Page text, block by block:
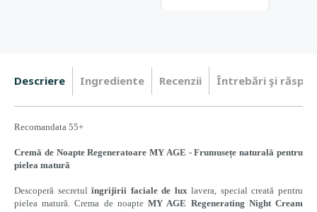
Descriere Ingrediente Recenzii Întrebări şi
Recomandata 55+
Cremă de Noapte Regeneratoare MY AGE - Frumusețe naturală pentru
pielea matură
Descoperă secretulîngrijirii faciale de luxlavera, special creată pentru
pielea matură. Crema de noapteMY AGE Regenerating Night Cream